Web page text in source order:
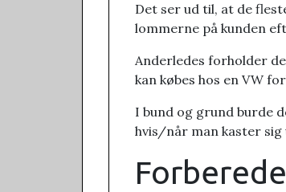
Det ser ud til, at de
lommerne på kunden
Anderledes forholder
kan købes hos en VW
I bund og grund burde
hvis/når man kaster sig